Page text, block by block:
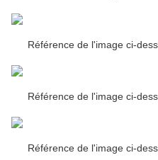
Référence de l'image ci-
Référence de l'image ci-
Référence de l'image ci-